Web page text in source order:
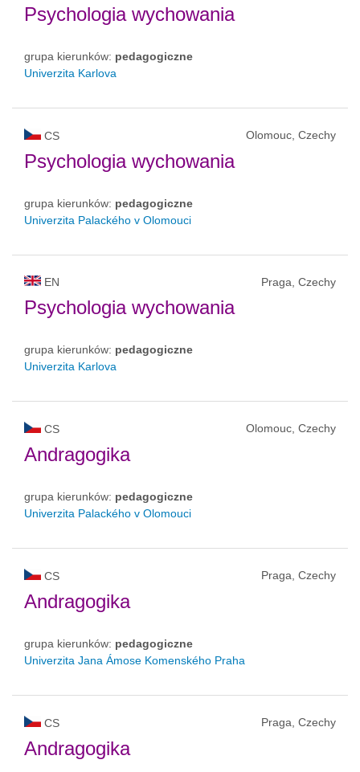
Psychologia wychowania
grupa kierunków: pedagogiczne
Univerzita Karlova
CS Olomouc, Czechy
Psychologia wychowania
grupa kierunków: pedagogiczne
Univerzita Palackého v Olomouci
EN Praga, Czechy
Psychologia wychowania
grupa kierunków: pedagogiczne
Univerzita Karlova
CS Olomouc, Czechy
Andragogika
grupa kierunków: pedagogiczne
Univerzita Palackého v Olomouci
CS Praga, Czechy
Andragogika
grupa kierunków: pedagogiczne
Univerzita Jana Ámose Komenského Praha
CS Praga, Czechy
Andragogika